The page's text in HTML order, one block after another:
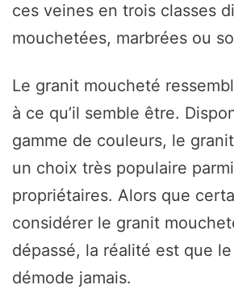
ces veines en trois classes
mouchetées, marbrées ou
Le granit moucheté
à ce qu’il semble être.
gamme de couleurs, le
un choix très populaire
propriétaires. Alors que
considérer le granit
dépassé, la réalité est que
démode jamais.